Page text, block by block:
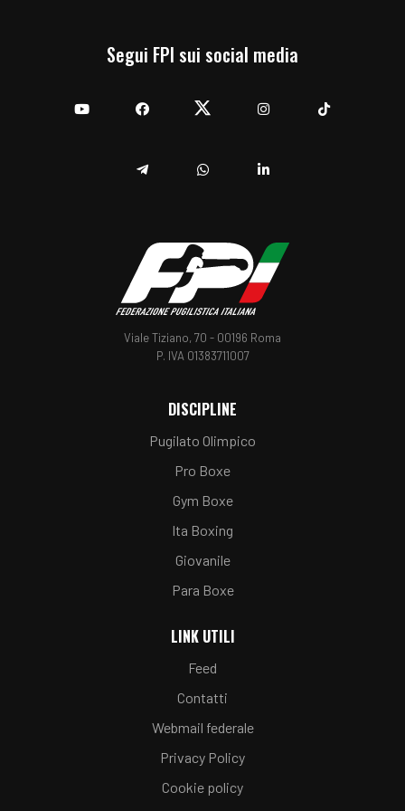
Segui FPI sui social media
Viale Tiziano, 70 - 00196 Roma
P. IVA 01383711007
DISCIPLINE
Pugilato Olimpico
Pro Boxe
Gym Boxe
Ita Boxing
Giovanile
Para Boxe
LINK UTILI
Feed
Contatti
Webmail federale
Privacy Policy
Cookie policy